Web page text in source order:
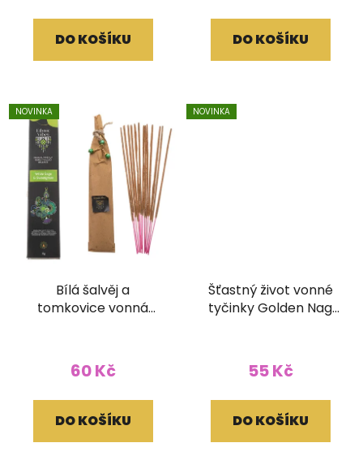
DO KOŠÍKU DO KOŠÍKU
NOVINKA
Bílá šalvěj a
tomkovice vonná
60 Kč
DO KOŠÍKU
NOVINKA
Šťastný život vonné
tyčinky Golden Nag
55 Kč
DO KOŠÍKU